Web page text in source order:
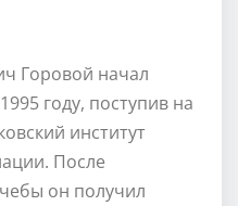
Горовой начал
году, поступив на
институт
После
он получил